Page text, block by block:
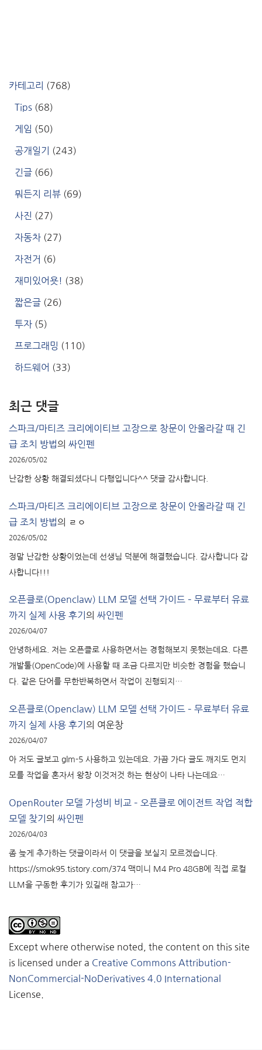
카테고리 (768)
Tips (68)
게임 (50)
공개일기 (243)
긴글 (66)
뭐든지 리뷰 (69)
사진 (27)
자동차 (27)
자전거 (6)
재미있어욧! (38)
짧은글 (26)
투자 (5)
프로그래밍 (110)
하드웨어 (33)
최근 댓글
스파크/마티즈 크리에이티브 고장으로 창문이 안올라갈 때 긴
급 조치 방법의 싸인펜
2026/05/02
난감한 상황 해결되셨다니 다행입니다^^ 댓글 감사합니다.
스파크/마티즈 크리에이티브 고장으로 창문이 안올라갈 때 긴
급 조치 방법의 ㄹㅇ
2026/05/02
정말 난감한 상황이었는데 선생님 덕분에 해결했습니다. 감사합니다 감
사합니다!!!
오픈클로(Openclaw) LLM 모델 선택 가이드 – 무료부터 유료
까지 실제 사용 후기 의 싸인펜
2026/04/07
안녕하세요. 저는 오픈클로 사용하면서는 경험해보지 못했는데요. 다른
개발툴(OpenCode)에 사용할 때 조금 다르지만 비슷한 경험을 했습니
다. 같은 단어를 무한반복하면서 작업이 진행되지…
오픈클로(Openclaw) LLM 모델 선택 가이드 – 무료부터 유료
까지 실제 사용 후기 의 여운창
2026/04/07
아 저도 글보고 glm-5 사용하고 있는데요. 가끔 가다 글도 깨지도 먼지
모를 작업을 혼자서 왕창 이것저것 하는 현상이 나타 나는데요…
OpenRouter 모델 가성비 비교 – 오픈클로 에이전트 작업 적합
모델 찾기 의 싸인펜
2026/04/03
좀 늦게 추가하는 댓글이라서 이 댓글을 보실지 모르겠습니다.
https://smok95.tistory.com/374 맥미니 M4 Pro 48GB에 직접 로컬
LLM을 구동한 후기가 있길래 참고가…
Except where otherwise noted, the content on this site
is licensed under a Creative Commons Attribution-
NonCommercial-NoDerivatives 4.0 International
License.